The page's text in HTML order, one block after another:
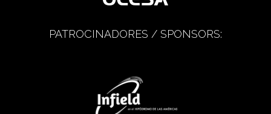
PATROCINADORES / SPONSORS: